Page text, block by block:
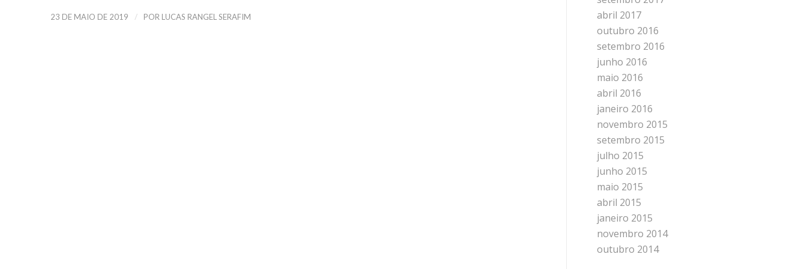
23 DE MAIO DE 2019 / POR LUCAS RANGEL SERAFIM
abril 2017
outubro 2016
setembro 2016
junho 2016
maio 2016
abril 2016
janeiro 2016
novembro 2015
setembro 2015
julho 2015
junho 2015
maio 2015
abril 2015
janeiro 2015
novembro 2014
outubro 2014